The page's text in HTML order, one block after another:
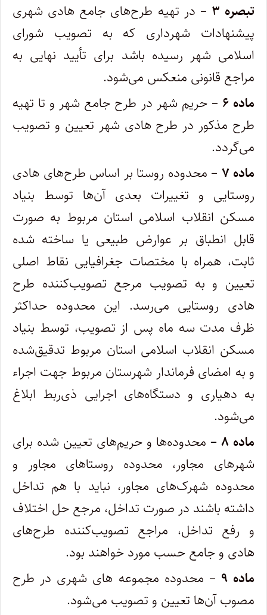
تبصره ۳
– در تهیه طرح‌های جامع هادی شهری
پیشنهادات شهرداری که به تصویب شورای
اسلامی شهر رسیده باشد برای تأیید نهایی به
مراجع قانونی منعکس می‌شود.
ماده ۶ – حریم شهر در طرح جامع شهر و تا تهیه
طرح مذکور در طرح هادی شهر تعیین و تصویب
می‌گردد.
ماده ۷
– محدوده روستا بر اساس طرح‌های هادی
روستایی و تغییرات بعدی آن‌ها توسط بنیاد
مسکن انقلاب اسلامی استان مربوط به صورت
قابل انطباق بر عوارض طبیعی یا ساخته شده
ثابت، همراه با مختصات جغرافیایی نقاط اصلی
تعیین و به تصویب مرجع تصویب‌کننده طرح
هادی روستایی می‌رسد. این محدوده حداکثر
ظرف مدت سه ماه پس از تصویب، توسط بنیاد
مسکن انقلاب اسلامی استان مربوط تدقیق‌شده
و به امضای فرماندار شهرستان مربوط جهت اجراء
به دهیاری و دستگاه‌های اجرایی ذی‌ربط ابلاغ
می‌شود.
ماده ۸ –
محدوده‌ها و حریم‌های تعیین شده برای
شهرهای مجاور، محدوده روستاهای مجاور و
محدوده شهرک‌های مجاور، نباید با هم تداخل
داشته باشند در صورت تداخل، مرجع حل اختلاف
و رفع تداخل، مراجع تصویب‌کننده طرح‌های
هادی و جامع حسب مورد خواهند بود.
ماده ۹ – محدوده مجموعه های شهری در طرح
مصوب آن‌ها تعیین و تصویب می‌شود.